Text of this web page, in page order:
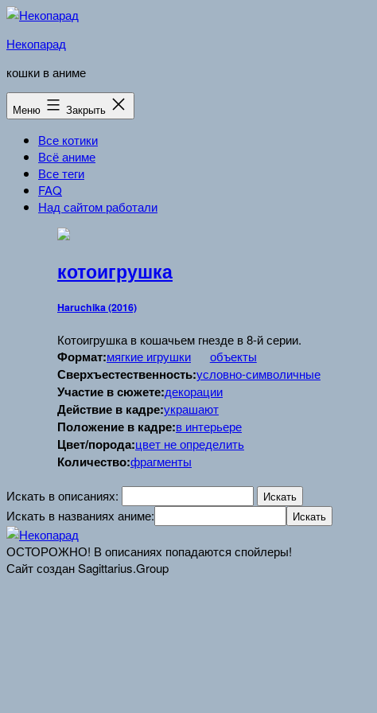
Перейти
содержимому
Некопарад
кошки в аниме
Меню Закрыть
Все котики
Всё аниме
Все теги
FAQ
Над сайтом работали
котоигрушка
Haruchika (2016)
Котоигрушка в кошачьем гнезде в 8-й серии.
Формат:мягкие игрушки объекты
Сверхъестественность:условно-символичные
Участие в сюжете:декорации
Действие в кадре:украшают
Положение в кадре:в интерьере
Цвет/порода:цвет не определить
Количество:фрагменты
Искать в описаниях:
Искать в названиях аниме:
ОСТОРОЖНО! В описаниях попадаются спойлеры!
Сайт создан Sagittarius.Group